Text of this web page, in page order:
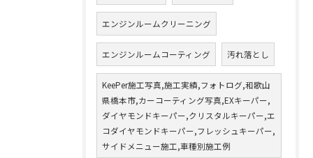
エンジンルームクリーニング
エンジンルームコーティング 汚れ落とし
KeePer施工写真,施工実績,フォトログ,和歌山
県橋本市,カーコーティング写真,EXキーパー,
ダイヤモンドキーパー,クリスタルキーパー,エ
コダイヤモンドキーパー,フレッシュキーパー,
サイドメニュー施工,車種別施工例